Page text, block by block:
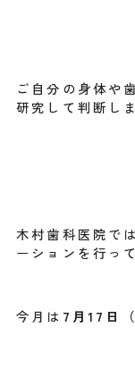
ご自分の身体や
研究して判断し
木村歯科医院で
ーションを行っ
今月は 7月17日